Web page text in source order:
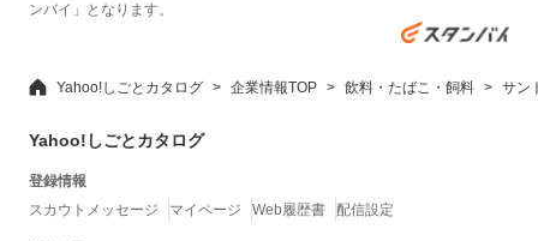
ンバイ」となります。
Yahoo!しごとカタログ 企業情報TOP 飲料・たばこ・飼料 サン
Yahoo!しごとカタログ
登録情報
スカウトメッセージ
マイページ Web履歴書 配信設定